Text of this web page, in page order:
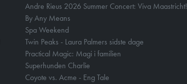
Andre Rieus 2026 Summer Concert: Viva Maastricht!
By Any Means
Spa Weekend
Twin Peaks - Laura Palmers sidste dage
Practical Magic: Magi i familien
Superhunden Charlie
Coyote vs. Acme - Eng Tale